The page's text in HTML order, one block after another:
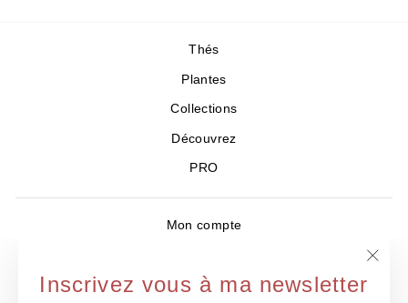
Inscrivez vous à ma newsletter
Thés
Plantes
Collections
Découvrez
PRO
Mon compte
Où nous trouver ?